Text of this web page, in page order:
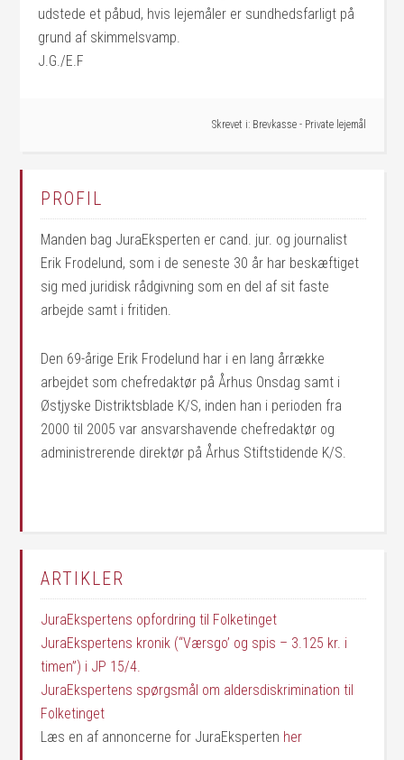
udstede et påbud, hvis lejemåler er sundhedsfarligt på
grund af skimmelsvamp.
J.G./E.F
Skrevet i: Brevkasse - Private lejemål
PROFIL
Manden bag JuraEksperten er cand. jur. og journalist
Erik Frodelund, som i de seneste 30 år har beskæftiget
sig med juridisk rådgivning som en del af sit faste
arbejde samt i fritiden.
Den 69-årige Erik Frodelund har i en lang årrække
arbejdet som chefredaktør på Århus Onsdag samt i
Østjyske Distriktsblade K/S, inden han i perioden fra
2000 til 2005 var ansvarshavende chefredaktør og
administrerende direktør på Århus Stiftstidende K/S.
ARTIKLER
JuraEkspertens opfordring til Folketinget
JuraEkspertens kronik (“Værsgo’ og spis – 3.125 kr. i
timen”) i JP 15/4.
JuraEkspertens spørgsmål om aldersdiskrimination til
Folketinget
Læs en af annoncerne for JuraEksperten her